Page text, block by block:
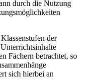
durch die Nutzung
der
Fächern betrachtet, so
sich hierbei an